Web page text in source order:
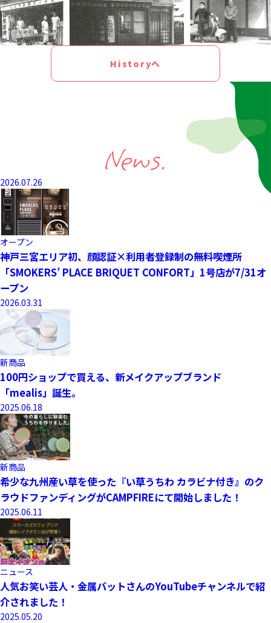
Historyへ
News.
2026.07.26
オープン
神戸三宮エリア初、顔認証×利用者登録制の無料喫煙所
「SMOKERS’ PLACE BRIQUET CONFORT」1号店が7/31オ
ープン
2026.03.31
新商品
100円ショップで買える、新メイクアップブランド
「mealis」誕生。
2025.06.18
新商品
希少な九州産い草を使った『い草うちわ カラビナ付き』のク
ラウドファンディングがCAMPFIREにて開始しました！
2025.06.11
ニュース
人気お笑い芸人・金属バットさんのYouTubeチャンネルで紹
介されました！
2025.05.20